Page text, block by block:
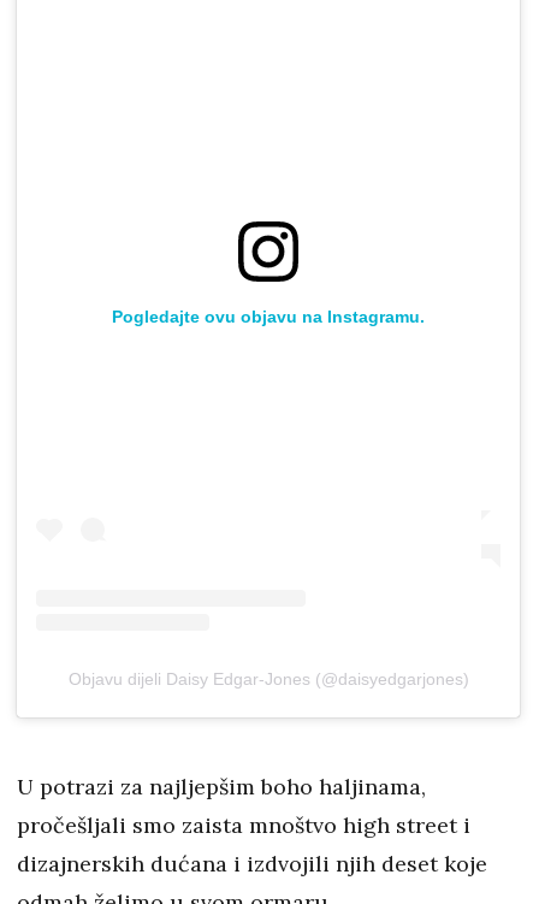
Pogledajte ovu objavu na Instagramu.
Objavu dijeli Daisy Edgar-Jones (@daisyedgarjones)
U potrazi za najljepšim boho haljinama,
pročešljali smo zaista mnoštvo high street i
dizajnerskih dućana i izdvojili njih deset koje